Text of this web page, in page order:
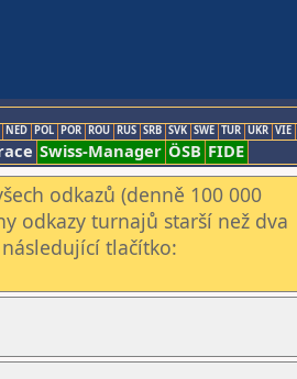
NED POL POR ROU RUS SRB SVK SWE TUR UKR VIE
Swiss-Manager ÖSB FIDE
odkazů (denně 100 000
odkazy turnajů starší než dva
tlačítko: